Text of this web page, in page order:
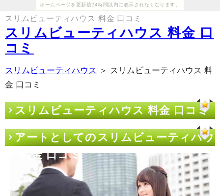
ホームページを更新後24時間以内に表示されなくなります。
スリムビューティハウス 料金 口コミ
スリムビューティハウス 料金 口
コミ
スリムビューティハウス ＞ スリムビューティハウス 料
金 口コミ
スリムビューティハウス 料金 口コミ
アートとしてのスリムビューティハウ
ス 料金 口コミ